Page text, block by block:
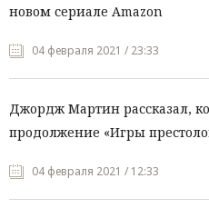
новом сериале Amazon
04 февраля 2021 / 23:33
Джордж Мартин рассказал,
продолжение «Игры
04 февраля 2021 / 12:33